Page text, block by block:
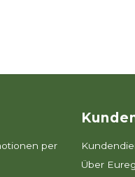
per
Über